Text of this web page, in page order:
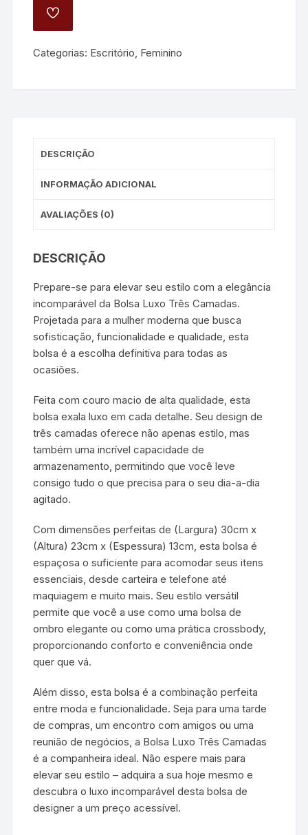
Camadas
ADD
TO
Categorias: Escritório, Feminino
DESCRIÇÃO
INFORMAÇÃO ADICIONAL
AVALIAÇÕES (0)
DESCRIÇÃO
Prepare-se para elevar seu estilo com a elegância
incomparável da Bolsa Luxo Três Camadas.
Projetada para a mulher moderna que busca
sofisticação, funcionalidade e qualidade, esta
bolsa é a escolha definitiva para todas as
ocasiões.
Feita com couro macio de alta qualidade, esta
bolsa exala luxo em cada detalhe. Seu design de
três camadas oferece não apenas estilo, mas
também uma incrível capacidade de
armazenamento, permitindo que você leve
consigo tudo o que precisa para o seu dia-a-dia
agitado.
Com dimensões perfeitas de (Largura) 30cm x
(Altura) 23cm x (Espessura) 13cm, esta bolsa é
espaçosa o suficiente para acomodar seus itens
essenciais, desde carteira e telefone até
maquiagem e muito mais. Seu estilo versátil
permite que você a use como uma bolsa de
ombro elegante ou como uma prática crossbody,
proporcionando conforto e conveniência onde
quer que vá.
Além disso, esta bolsa é a combinação perfeita
entre moda e funcionalidade. Seja para uma tarde
de compras, um encontro com amigos ou uma
reunião de negócios, a Bolsa Luxo Três Camadas
é a companheira ideal. Não espere mais para
elevar seu estilo – adquira a sua hoje mesmo e
descubra o luxo incomparável desta bolsa de
designer a um preço acessível.